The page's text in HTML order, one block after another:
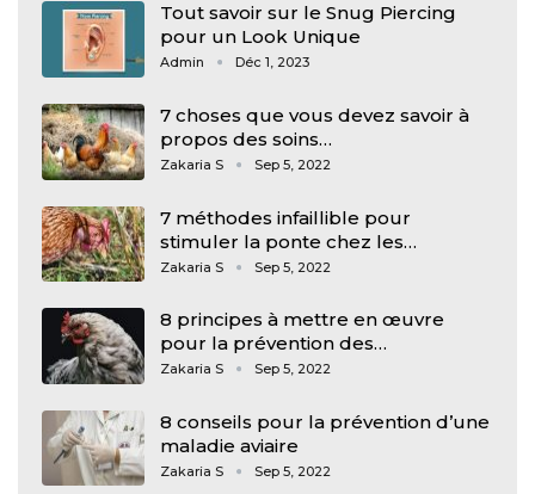
Tout savoir sur le Snug Piercing
pour un Look Unique
Admin Déc 1, 2023
7 choses que vous devez savoir à
propos des soins…
Zakaria S Sep 5, 2022
7 méthodes infaillible pour
stimuler la ponte chez les…
Zakaria S Sep 5, 2022
8 principes à mettre en œuvre
pour la prévention des…
Zakaria S Sep 5, 2022
8 conseils pour la prévention d’une
maladie aviaire
Zakaria S Sep 5, 2022